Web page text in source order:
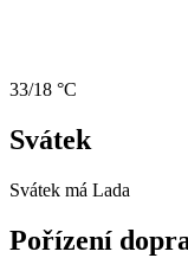
33/18 °C
Svátek
Svátek má Lada
Pořízení